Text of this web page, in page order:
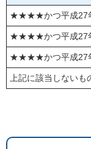
★★★★かつ平成27
★★★★かつ平成27
★★★★かつ平成27
上記に該当しないも